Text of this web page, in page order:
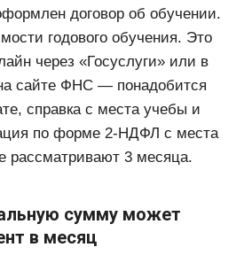
договор об обучении.
годового обучения. Это
через «Госуслуги» или в
сайте ФНС — понадобится
справка с места учебы и
по форме 2-НДФЛ с места
рассматривают 3 месяца.
сумму может
в месяц